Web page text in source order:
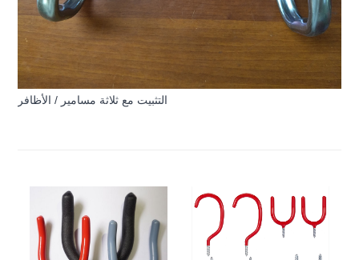
التثبيت مع ثلاثة مسامير / الأظافر